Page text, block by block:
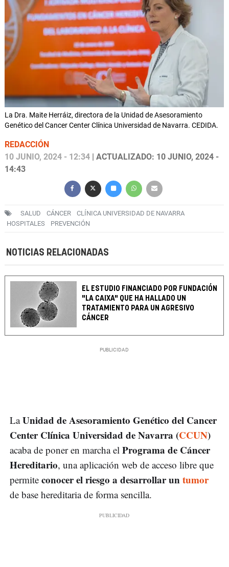
La Dra. Maite Herráiz, directora de la Unidad de Asesoramiento
Genético del Cancer Center Clínica Universidad de Navarra. CEDIDA.
REDACCIÓN
10 JUNIO, 2024 - 12:34 | ACTUALIZADO: 10 JUNIO, 2024 -
14:43
SALUD CÁNCER
CLÍNICA UNIVERSIDAD DE NAVARRA
HOSPITALES
PREVENCIÓN
NOTICIAS RELACIONADAS
EL ESTUDIO FINANCIADO POR FUNDACIÓN
"LA CAIXA" QUE HA HALLADO UN
TRATAMIENTO PARA UN AGRESIVO
CÁNCER
LaUnidad de Asesoramiento Genético del Cancer
Center Clínica Universidad de Navarra (CCUN)
acaba de poner en marcha el Programa de Cáncer
Hereditario, una aplicación web de acceso libre que
permite conocer el riesgo a desarrollar untumor
de base hereditaria de forma sencilla.